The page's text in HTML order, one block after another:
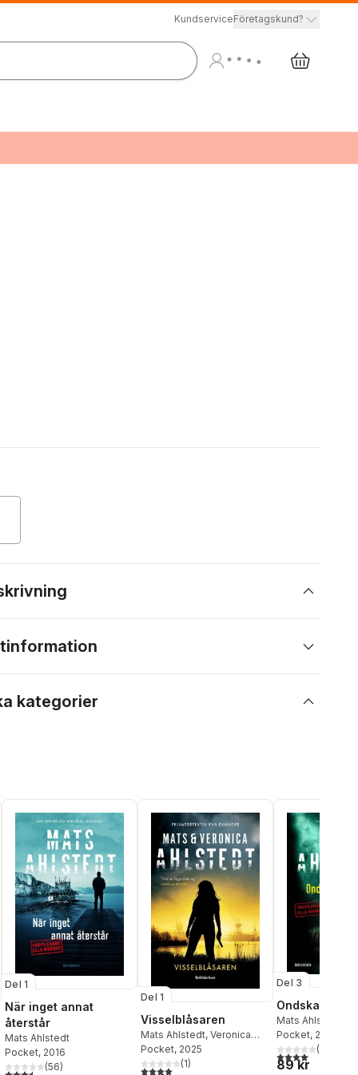
KundserviceFöretagskund?
kategorier
Del 1
När inget annat
återstår
Mats Ahlstedt
Pocket, 2016
3,5utav 5 stjärnor. Totalt antal röster:
(56)
Del 1
Visselblåsaren
Mats Ahlstedt, Veronica
Ahlstedt McCleave
Pocket, 2025
4,0utav 5 stjärnor. Totalt antal röster:
(1)
Del 3
Ondskans
Mats Ahlstedt
Pocket, 2018
4,1utav 5(
89 kr